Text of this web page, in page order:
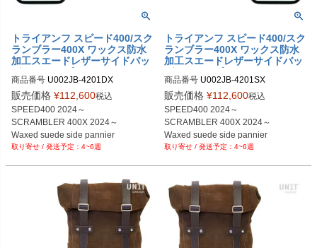
トライアンフ スピード400/スク
ランブラー400X ワックス防水
加工スエードレザーサイドバッ
ッグサポート フレーム右側キッ
ト ユニットガレージ
商品番号 U002JB-4201DX
U002JB+4201DX
販売価格 ¥112,600税込
SPEED400 2024～
SCRAMBLER 400X 2024～
Waxed suede side pannier
10L-14L  JetBlack 4~6週
トライアンフ スピード400/スク
ランブラー400X ワックス防水
加工スエードレザーサイドバッ
ッグサポート フレーム左側キッ
ト ユニットガレージ
商品番号 U002JB-4201SX
U002JB+4201SX
販売価格 ¥112,600税込
SPEED400 2024～
SCRAMBLER 400X 2024～
Waxed suede side pannier
10L-14L  JetBlack 4~6週